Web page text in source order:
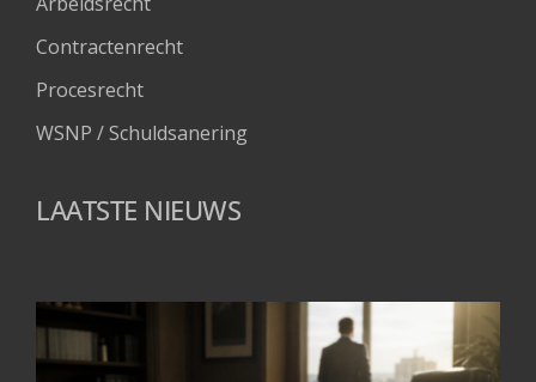
Contractenrecht
Procesrecht
WSNP / Schuldsanering
LAATSTE NIEUWS